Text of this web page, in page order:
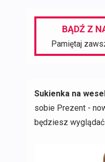
BĄDŹ Z
Pamiętaj
Sukienka na
sobie Prezent -
będziesz